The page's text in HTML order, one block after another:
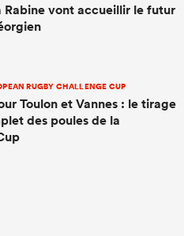
Rabine vont accueillir le futur
RUGBY CHALLENGE CUP
Toulon et Vannes : le tirage
des poules de la